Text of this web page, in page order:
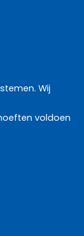
Wij
voldoen